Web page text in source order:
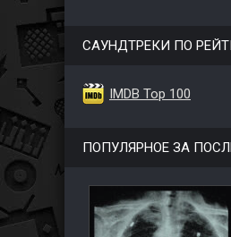
САУНДТРЕКИ ПО
IMDB Top 100
ПОПУЛЯРНОЕ ЗА